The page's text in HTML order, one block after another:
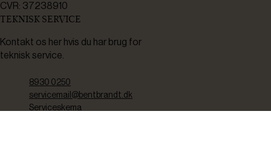
CVR: 37238910
TEKNISK SERVICE
Kontakt os her hvis du har brug for
teknisk service.
8930 0250
servicemail@bentbrandt.dk
Serviceskema